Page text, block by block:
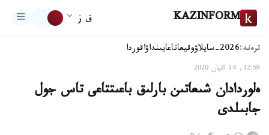
KAZINFORM ق ز
ترەند:2026-سايلاۋ وقيعاتاعايىنداۋاقوردا
12:59, 14 اقپان 2020
ەلوردادان شىعاتىن بارلىق باعىتتاعى تاس جول
جابىلدى